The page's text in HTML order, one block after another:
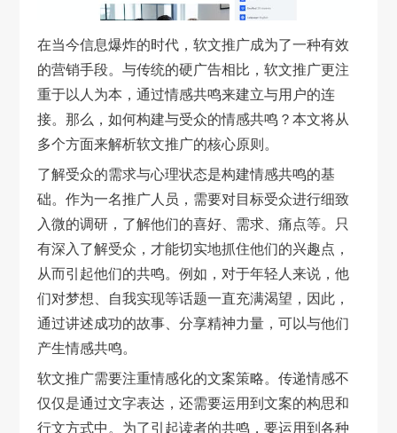
在当今信息爆炸的时代，软文推广成为了一种有效
的营销手段。与传统的硬广告相比，软文推广更注
重于以人为本，通过情感共鸣来建立与用户的连
接。那么，如何构建与受众的情感共鸣？本文将从
多个方面来解析软文推广的核心原则。
了解受众的需求与心理状态是构建情感共鸣的基
础。作为一名推广人员，需要对目标受众进行细致
入微的调研，了解他们的喜好、需求、痛点等。只
有深入了解受众，才能切实地抓住他们的兴趣点，
从而引起他们的共鸣。例如，对于年轻人来说，他
们对梦想、自我实现等话题一直充满渴望，因此，
通过讲述成功的故事、分享精神力量，可以与他们
产生情感共鸣。
软文推广需要注重情感化的文案策略。传递情感不
仅仅是通过文字表达，还需要运用到文案的构思和
行文方式中。为了引起读者的共鸣，要运用到各种